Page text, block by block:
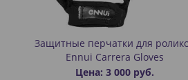
Защитные перчатки для
Ennui Carrera Gloves
Цена: 3 000 руб.